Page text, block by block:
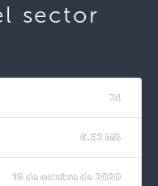
sector
74
6.53 MB
19 de octubre de 2020